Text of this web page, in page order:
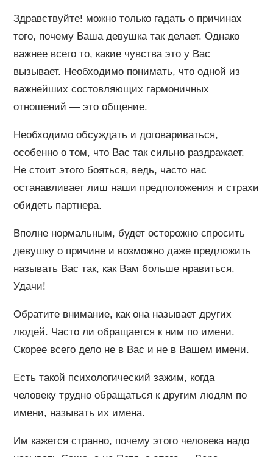
Здравствуйте! можно только гадать о причинах
того, почему Ваша девушка так делает. Однако
важнее всего то, какие чувства это у Вас
вызывает. Необходимо понимать, что одной из
важнейших состовляющих гармоничных
отношений — это общение.
Необходимо обсуждать и договариваться,
особенно о том, что Вас так сильно раздражает.
Не стоит этого бояться, ведь, часто нас
останавливает лиш наши предположения и страхи
обидеть партнера.
Вполне нормальным, будет осторожно спросить
девушку о причине и возможно даже предложить
называть Вас так, как Вам больше нравиться.
Удачи!
Обратите внимание, как она называет других
людей. Часто ли обращается к ним по имени.
Скорее всего дело не в Вас и не в Вашем имени.
Есть такой психологический зажим, когда
человеку трудно обращаться к другим людям по
имени, называть их имена.
Им кажется странно, почему этого человека надо